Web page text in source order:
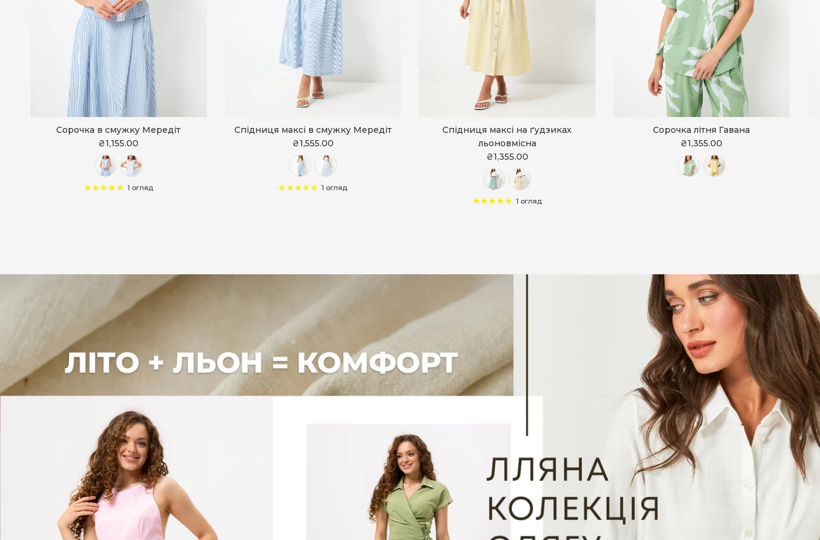
Сорочка в смужку Мередіт
₴1,155.00
1 огляд
Спідниця максі в смужку Мередіт
₴1,555.00
1 огляд
Спідниця максі на ґудзиках
льоновмісна
₴1,355.00
1 огляд
Сорочка літня Гавана
₴1,355.00